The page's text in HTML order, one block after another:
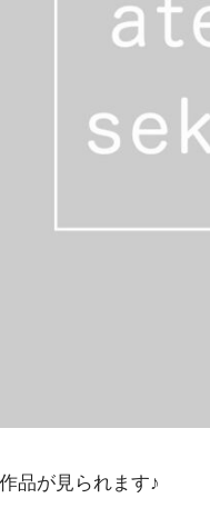
品が見られます♪